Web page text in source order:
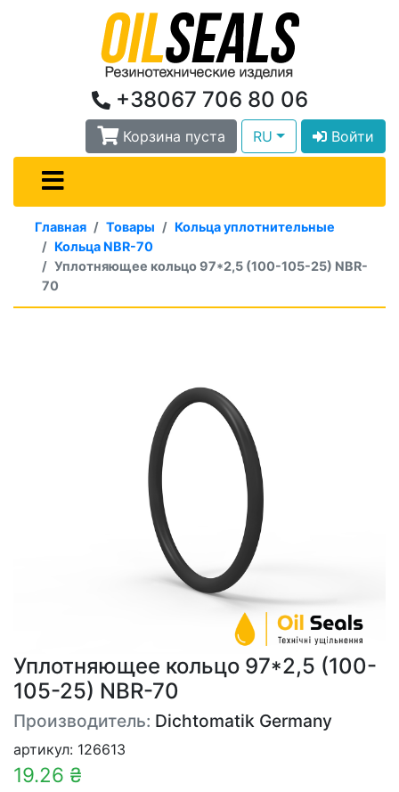
+38067 706 80 06
Корзина пуста RU Войти
Главная Товары
Кольца уплотнительные
Кольца NBR-70
Уплотняющее кольцо 97*2,5 (100-105-25) NBR-
70
Уплотняющее кольцо 97*2,5 (100-
105-25) NBR-70
Производитель: Dichtomatik Germany
артикул: 126613
19.26 ₴